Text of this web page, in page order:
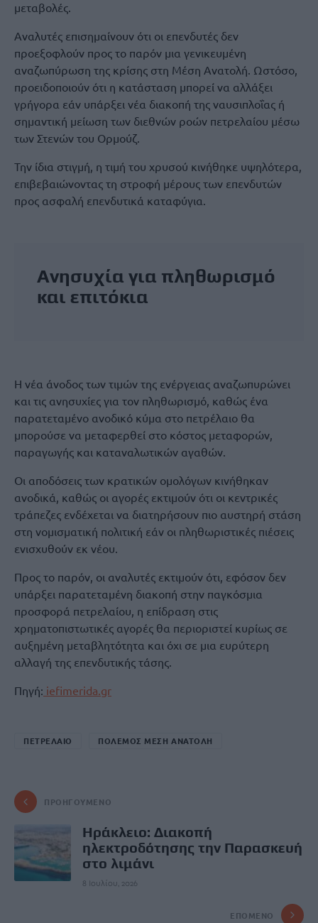
μεταβολές.
Αναλυτές επισημαίνουν ότι οι επενδυτές δεν
προεξοφλούν προς το παρόν μια γενικευμένη
αναζωπύρωση της κρίσης στη Μέση Ανατολή. Ωστόσο,
προειδοποιούν ότι η κατάσταση μπορεί να αλλάξει
γρήγορα εάν υπάρξει νέα διακοπή της ναυσιπλοΐας ή
σημαντική μείωση των διεθνών ροών πετρελαίου μέσω
των Στενών του Ορμούζ.
Την ίδια στιγμή, η τιμή του χρυσού κινήθηκε υψηλότερα,
επιβεβαιώνοντας τη στροφή μέρους των επενδυτών
προς ασφαλή επενδυτικά καταφύγια.
Ανησυχία για πληθωρισμό
και επιτόκια
Η νέα άνοδος των τιμών της ενέργειας αναζωπυρώνει
και τις ανησυχίες για τον πληθωρισμό, καθώς ένα
παρατεταμένο ανοδικό κύμα στο πετρέλαιο θα
μπορούσε να μεταφερθεί στο κόστος μεταφορών,
παραγωγής και καταναλωτικών αγαθών.
Οι αποδόσεις των κρατικών ομολόγων κινήθηκαν
ανοδικά, καθώς οι αγορές εκτιμούν ότι οι κεντρικές
τράπεζες ενδέχεται να διατηρήσουν πιο αυστηρή στάση
στη νομισματική πολιτική εάν οι πληθωριστικές πιέσεις
ενισχυθούν εκ νέου.
Προς το παρόν, οι αναλυτές εκτιμούν ότι, εφόσον δεν
υπάρξει παρατεταμένη διακοπή στην παγκόσμια
προσφορά πετρελαίου, η επίδραση στις
χρηματοπιστωτικές αγορές θα περιοριστεί κυρίως σε
αυξημένη μεταβλητότητα και όχι σε μια ευρύτερη
αλλαγή της επενδυτικής τάσης.
Πηγή: iefimerida.gr
ΠΕΤΡΕΛΑΙΟ ΠΟΛΕΜΟΣ ΜΕΣΗ ΑΝΑΤΟΛΗ
ΠΡΟΗΓΟΎΜΕΝΟ
Ηράκλειο: Διακοπή
ηλεκτροδότησης την Παρασκευή
στο λιμάνι
8 Ιουλίου, 2026
ΕΠΌΜΕΝΟ